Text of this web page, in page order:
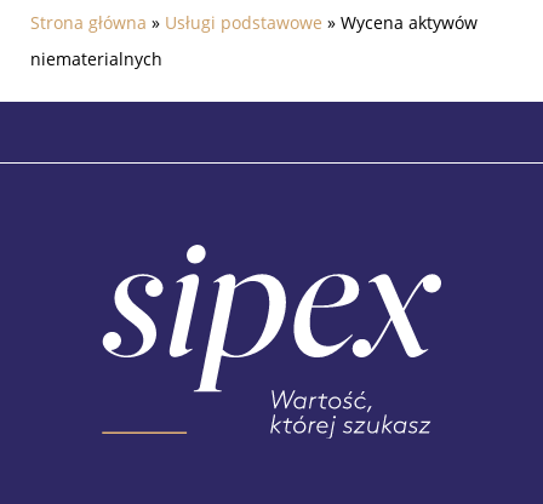
Strona główna » Usługi podstawowe » Wycena aktywów
niematerialnych